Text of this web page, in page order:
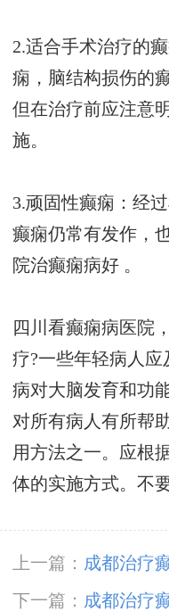
2.适合手术治疗的
痫，脑结构损伤的
但在治疗前应注意
施。
3.顽固性癫痫：经
癫痫仍常有发作，
院治癫痫病好 。
四川看癫痫病医院
疗?一些年轻病人
病对大脑发育和功
对所有病人有所帮
用方法之一。应根
体的实施方式。不
上一篇： 成都治疗
发作?
下一篇： 成都治疗